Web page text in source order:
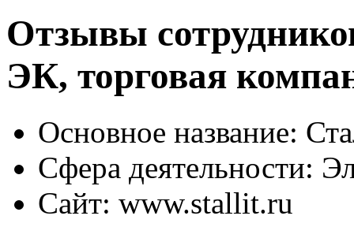
Отзывы
ЭК, торговая
Основное название:
Сфера деятельности:
Сайт: www.stallit.ru